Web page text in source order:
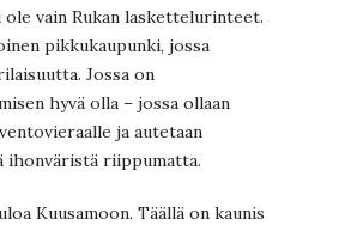
ole vain Rukan laskettelurinteet.
pikkukaupunki, jossa
Jossa on
hyvä olla – jossa ollaan
ja autetaan
ihonväristä riippumatta.
Kuusamoon. Täällä on kaunis